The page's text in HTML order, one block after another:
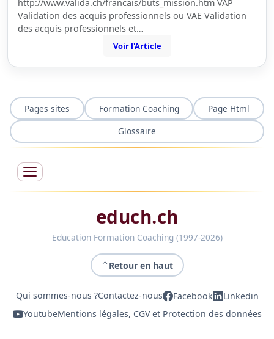
http://www.valida.ch/francais/buts_mission.htm VAP
Validation des acquis professionnels ou VAE Validation
des acquis professionnels et…
Voir l'Article
Pages sites Formation Coaching
Page Html
Glossaire
educh.ch
Education Formation Coaching (1997-2026)
Retour en haut
Qui sommes-nous ?Contactez-nous Facebook
Linkedin
YoutubeMentions légales, CGV et Protection des données